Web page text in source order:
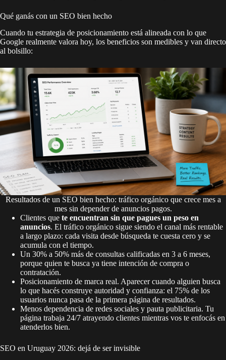
Qué ganás con un SEO bien hecho
Cuando tu estrategia de posicionamiento está alineada con lo que
Google realmente valora hoy, los beneficios son medibles y van directo
al bolsillo:
Resultados de un SEO bien hecho: tráfico orgánico que crece mes a
mes sin depender de anuncios pagos.
Clientes que te encuentran sin que pagues un peso en
anuncios. El tráfico orgánico sigue siendo el canal más rentable
a largo plazo: cada visita desde búsqueda te cuesta cero y se
acumula con el tiempo.
Un 30% a 50% más de consultas calificadas en 3 a 6 meses,
porque quien te busca ya tiene intención de compra o
contratación.
Posicionamiento de marca real. Aparecer cuando alguien busca
lo que hacés construye autoridad y confianza: el 75% de los
usuarios nunca pasa de la primera página de resultados.
Menos dependencia de redes sociales y pauta publicitaria. Tu
página trabaja 24/7 atrayendo clientes mientras vos te enfocás en
atenderlos bien.
SEO en Uruguay 2026: dejá de ser invisible